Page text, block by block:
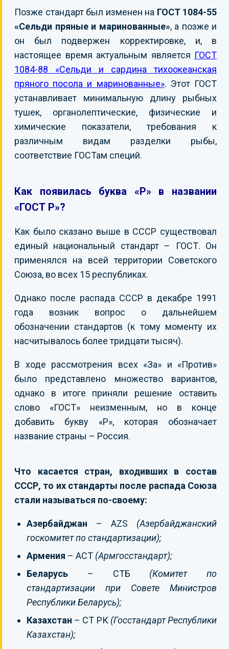
Позже стандарт был изменен на ГОСТ 1084-55
«Сельди пряные и маринованные», а позже и
он был подвержен корректировке, и, в
настоящее время актуальным является ГОСТ
1084-88 «Сельди и сардина тихоокеанская
пряного посола и маринованные». Этот ГОСТ
устанавливает минимальную длину рыбных
тушек, органолептические, физические и
химические показатели, требования к
различным видам разделки рыбы,
соответствие ГОСТам специй.
Как появилась буква «Р» в названии
«ГОСТ Р»?
Как было сказано выше в СССР существовал
единый национальный стандарт – ГОСТ. Он
применялся на всей территории Советского
Союза, во всех 15 республиках.
Однако после распада СССР в декабре 1991
года возник вопрос о дальнейшем
обозначении стандартов (к тому моменту их
насчитывалось более тридцати тысяч).
В ходе рассмотрения всех «За» и «Против»
было представлено множество вариантов,
однако в итоге приняли решение оставить
слово «ГОСТ» неизменным, но в конце
добавить букву «Р», которая обозначает
название страны – Россия.
Что касается стран, входивших в состав
СССР, то их стандарты после распада Союза
стали называться по-своему:
Азербайджан – AZS (Азербайджанский
госкомитет по стандартизации);
Армения – ACT (Армгосстандарт);
Беларусь – СТБ (Комитет по
стандартизации при Совете Министров
Республики Беларусь);
Казахстан – СТ РК (Госстандарт Республики
Казахстан);